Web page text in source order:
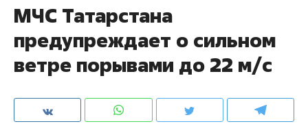
МЧС Татарстана
предупреждает о сильном
ветре порывами до 22 м/с